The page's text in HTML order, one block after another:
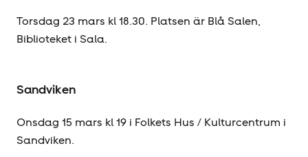
Torsdag 23 mars kl 18.30. Platsen är Blå Salen,
Biblioteket i Sala.
Sandviken
Onsdag 15 mars kl 19 i Folkets Hus / Kulturcentrum i
Sandviken.